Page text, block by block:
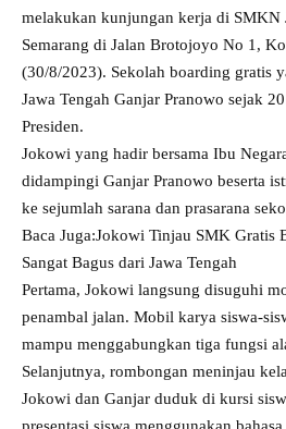
melakukan kunjungan kerja di SMKN
Semarang di Jalan Brotojoyo No 1,
(30/8/2023). Sekolah boarding gratis
Jawa Tengah Ganjar Pranowo sejak
Presiden.
Jokowi yang hadir bersama Ibu
didampingi Ganjar Pranowo beserta
ke sejumlah sarana dan prasarana
Baca Juga:Jokowi Tinjau SMK Gratis
Sangat Bagus dari Jawa Tengah
Pertama, Jokowi langsung disuguhi
penambal jalan. Mobil karya siswa-
mampu menggabungkan tiga fungsi
Selanjutnya, rombongan meninjau
Jokowi dan Ganjar duduk di kursi